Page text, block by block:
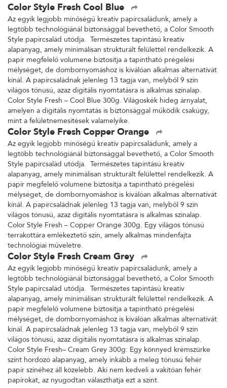
Color Style Fresh Cool Blue
Az egyik legjobb minőségű kreatív papírcsaládunk, amely a
legtöbb technológiánál biztonsággal bevethető, a Color Smooth
Style papírcsalád utódja. Természetes tapintású kreatív
alapanyag, amely minimálisan strukturált felülettel rendelkezik. A
papír megfelelő volumene biztosítja a tapintható prégelési
mélységet, de dombornyomáshoz is kiválóan alkalmas alternatívát
kínál. A papírcsaládnak jelenleg 13 tagja van, melyből 9 szín
világos tónusú, azaz digitális nyomtatásra is alkalmas színalap.
Color Style Fresh – Cool Blue 300g. Világoskék hideg árnyalat,
amelyen a digitális nyomtatás is biztonsággal működik csakúgy,
mint a felületnemesítések valamelyike.
Color Style Fresh Copper Orange
Az egyik legjobb minőségű kreatív papírcsaládunk, amely a
legtöbb technológiánál biztonsággal bevethető, a Color Smooth
Style papírcsalád utódja. Természetes tapintású kreatív
alapanyag, amely minimálisan strukturált felülettel rendelkezik. A
papír megfelelő volumene biztosítja a tapintható prégelési
mélységet, de dombornyomáshoz is kiválóan alkalmas alternatívát
kínál. A papírcsaládnak jelenleg 13 tagja van, melyből 9 szín
világos tónusú, azaz digitális nyomtatásra is alkalmas színalap.
Color Style Fresh – Copper Orange 300g. Egy világos tónusú
terrakottára emlékeztető szín, amely alkalmas mindenfajta
technológiai műveletre.
Color Style Fresh Cream Grey
Az egyik legjobb minőségű kreatív papírcsaládunk, amely a
legtöbb technológiánál biztonsággal bevethető, a Color Smooth
Style papírcsalád utódja. Természetes tapintású kreatív
alapanyag, amely minimálisan strukturált felülettel rendelkezik. A
papír megfelelő volumene biztosítja a tapintható prégelési
mélységet, de dombornyomáshoz is kiválóan alkalmas alternatívát
kínál. A papírcsaládnak jelenleg 13 tagja van, melyből 9 szín
világos tónusú, azaz digitális nyomtatásra is alkalmas színalap.
Color Style Fresh– Cream Grey 300g: Egy könnyed krémszürke
színt hordozó alapanyag, amely inkább a meleg tónusú fehér
papír színéhez áll közelebb. Aki nem kedveli a vakítóan fehér
papírokat, az nyugodtan választhatja ezt a színt.